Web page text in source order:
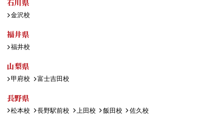
石川県
金沢校
福井県
福井校
山梨県
甲府校 富士吉田校
長野県
松本校 長野駅前校 上田校 飯田校 佐久校